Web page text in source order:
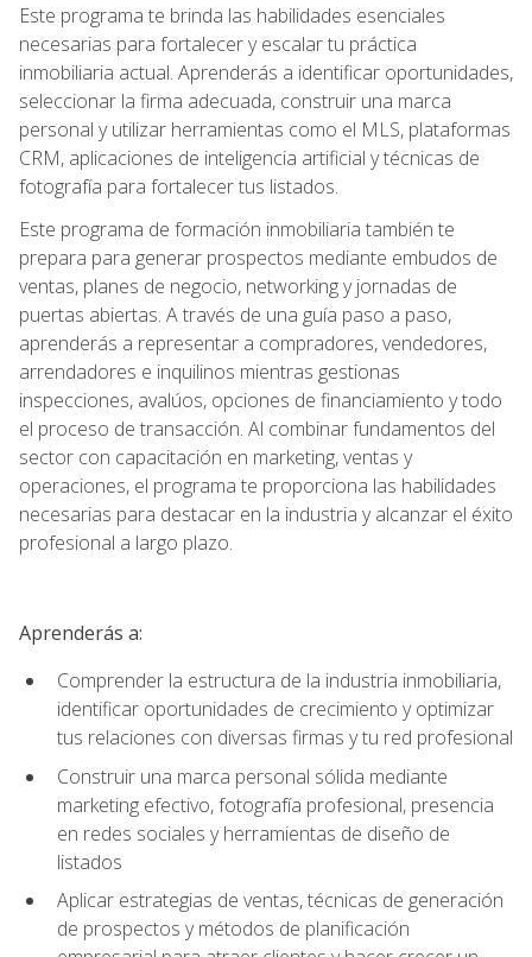
Este programa te brinda las habilidades esenciales
necesarias para fortalecer y escalar tu práctica
inmobiliaria actual. Aprenderás a identificar oportunidades,
seleccionar la firma adecuada, construir una marca
personal y utilizar herramientas como el MLS, plataformas
CRM, aplicaciones de inteligencia artificial y técnicas de
fotografía para fortalecer tus listados.
Este programa de formación inmobiliaria también te
prepara para generar prospectos mediante embudos de
ventas, planes de negocio, networking y jornadas de
puertas abiertas. A través de una guía paso a paso,
aprenderás a representar a compradores, vendedores,
arrendadores e inquilinos mientras gestionas
inspecciones, avalúos, opciones de financiamiento y todo
el proceso de transacción. Al combinar fundamentos del
sector con capacitación en marketing, ventas y
operaciones, el programa te proporciona las habilidades
necesarias para destacar en la industria y alcanzar el éxito
profesional a largo plazo.
Aprenderás a:
Comprender la estructura de la industria inmobiliaria,
identificar oportunidades de crecimiento y optimizar
tus relaciones con diversas firmas y tu red profesional
Construir una marca personal sólida mediante
marketing efectivo, fotografía profesional, presencia
en redes sociales y herramientas de diseño de
listados
Aplicar estrategias de ventas, técnicas de generación
de prospectos y métodos de planificación